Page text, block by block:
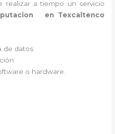
realizar a tiempo un servicio
en Texcaltenco
de datos
o hardware